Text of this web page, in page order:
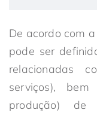
De acordo com
pode ser
relacionadas
serviços),
produção) de